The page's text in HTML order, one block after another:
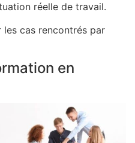
réelle de travail.
cas rencontrés par
en